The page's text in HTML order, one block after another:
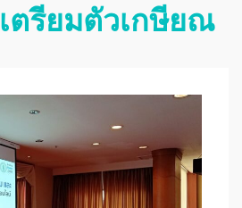
เตรียมตัวเกษียณ